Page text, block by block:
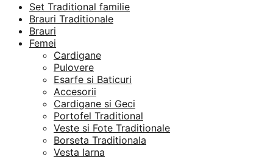
Set Traditional familie
Brauri Traditionale
Brauri
Femei
Cardigane
Pulovere
Esarfe si Baticuri
Accesorii
Cardigane si Geci
Portofel Traditional
Veste si Fote Traditionale
Borseta Traditionala
Vesta Iarna